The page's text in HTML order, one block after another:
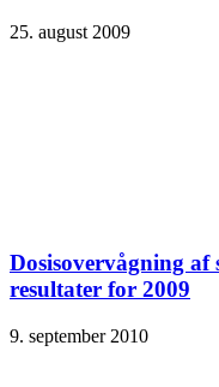
25. august 2009
Dosisovervågning af
resultater for 2009
9. september 2010